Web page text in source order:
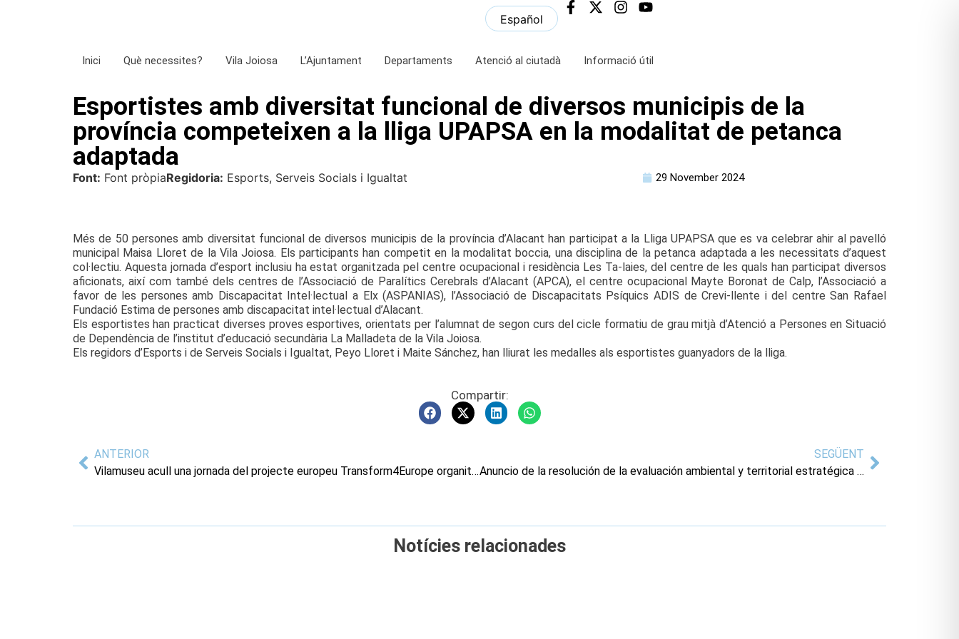
Español
Inici Què necessites? Vila Joiosa L’Ajuntament Departaments Atenció al ciutadà Informació útil
Esportistes amb diversitat funcional de diversos municipis de la
província competeixen a la lliga UPAPSA en la modalitat de petanca
adaptada
Font: Font pròpiaRegidoria: Esports, Serveis Socials i Igualtat 29 November 2024
Més de 50 persones amb diversitat funcional de diversos municipis de la província d’Alacant han participat a la Lliga UPAPSA que es va celebrar ahir al pavelló
municipal Maisa Lloret de la Vila Joiosa. Els participants han competit en la modalitat boccia, una disciplina de la petanca adaptada a les necessitats d’aquest
col·lectiu. Aquesta jornada d’esport inclusiu ha estat organitzada pel centre ocupacional i residència Les Ta-laies, del centre de les quals han participat diversos
aficionats, així com també dels centres de l’Associació de Paralítics Cerebrals d’Alacant (APCA), el centre ocupacional Mayte Boronat de Calp, l’Associació a
favor de les persones amb Discapacitat Intel·lectual a Elx (ASPANIAS), l’Associació de Discapacitats Psíquics ADIS de Crevi-llente i del centre San Rafael
Fundació Estima de persones amb discapacitat intel·lectual d’Alacant.
Els esportistes han practicat diverses proves esportives, orientats per l’alumnat de segon curs del cicle formatiu de grau mitjà d’Atenció a Persones en Situació
de Dependència de l’institut d’educació secundària La Malladeta de la Vila Joiosa.
Els regidors d’Esports i de Serveis Socials i Igualtat, Peyo Lloret i Maite Sánchez, han lliurat les medalles als esportistes guanyadors de la lliga.
Compartir:
ANTERIOR
Vilamuseu acull una jornada del projecte europeu Transform4Europe organitzat per la Universitat d’Alacant
SEGÜENT
Anuncio de la resolución de la evaluación ambiental y territorial estratégica del plan de reforma interior nº2 del sector TI-8 del PGOU de Villajoyosa
Notícies relacionades